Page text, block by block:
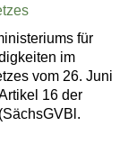
für
im
vom 26. Juni
16 der